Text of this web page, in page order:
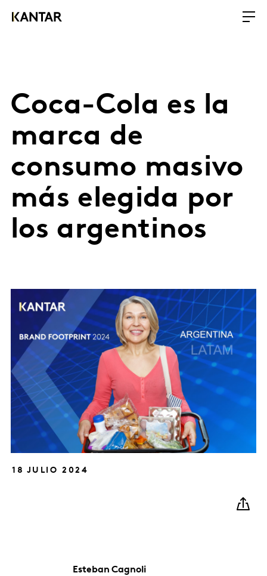
Coca-Cola es la
marca de
consumo masivo
más elegida por
los argentinos
18 JULIO 2024
Esteban Cagnoli